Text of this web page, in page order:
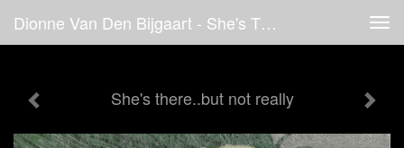
Dionne Van Den Bijgaart - She's There..but Not Really
She's there..but not really